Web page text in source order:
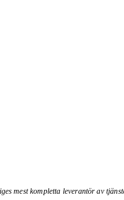
mest kompletta leverantör av